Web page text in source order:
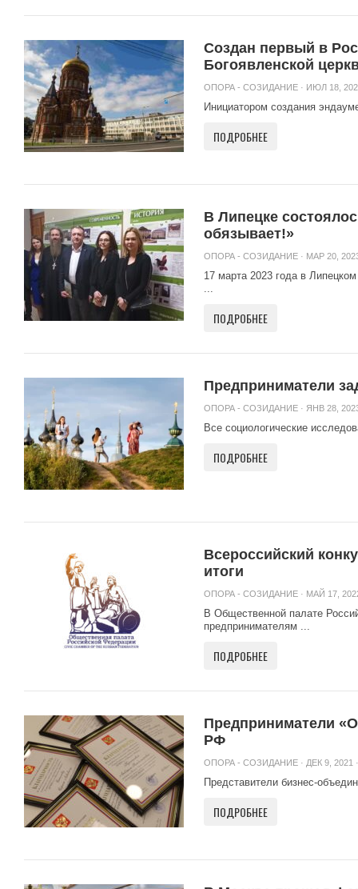
Создан первый в
Богоявленской
ОПОРА - СОЗИДАНИЕ · ИЮЛ 18,
Инициатором создания
ПОДРОБНЕЕ
В Липецке
обязывает!»
ОПОРА - СОЗИДАНИЕ · МАР 20,
17 марта 2023 года в
...
ПОДРОБНЕЕ
Предприниматели
ОПОРА - СОЗИДАНИЕ · ЯНВ 28,
Все социологические
ПОДРОБНЕЕ
Всероссийский
итоги
ОПОРА - СОЗИДАНИЕ · МАЙ 17,
В Общественной палате
предпринимателям ...
ПОДРОБНЕЕ
Предприниматели
РФ
ОПОРА - СОЗИДАНИЕ · ДЕК 9, 2021 ·
Представители бизнес-
ПОДРОБНЕЕ